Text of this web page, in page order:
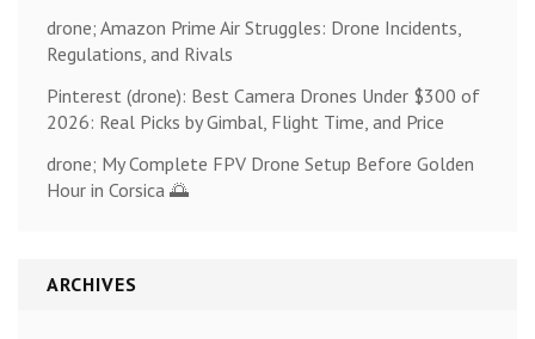
drone; Amazon Prime Air Struggles: Drone Incidents,
Regulations, and Rivals
Pinterest (drone): Best Camera Drones Under $300 of
2026: Real Picks by Gimbal, Flight Time, and Price
drone; My Complete FPV Drone Setup Before Golden
Hour in Corsica 🌅
ARCHIVES